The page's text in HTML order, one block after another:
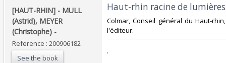
‎[HAUT-RHIN] - MULL
(Astrid), MEYER
(Christophe) - ‎
Reference : 200906182
See the book
‎Haut-rhin racine de
‎Colmar, Conseil général du Haut-
l'éditeur.‎
‎.‎